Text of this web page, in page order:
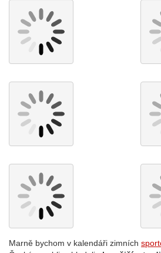
Marně bychom v kalendáři zimních